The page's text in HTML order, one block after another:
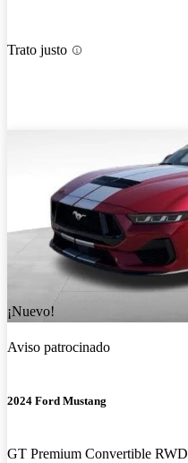
Trato justo
¡Nuevo!
Aviso patrocinado
2024 Ford Mustang
GT Premium Convertible RWD